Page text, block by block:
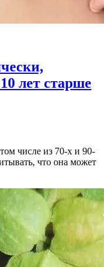
лет старше
числе из 70-х и 90-
что она может